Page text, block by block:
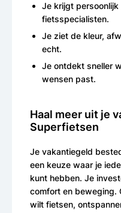
Je krijgt
fietsspecialisten.
Je ziet de kleur,
echt.
Je ontdekt sneller
wensen past.
Haal meer uit je
Superfietsen
Je vakantiegeld
een keuze waar je
kunt hebben. Je
comfort en beweging.
wilt fietsen,